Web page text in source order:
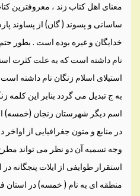
معنای اهل کتاب زند ، معروفترين
ساسانی و پسوند ( گان) از پساوند
خدايگان و غيره بوده است . بطور
نام داشته است که به علت کثرت
استيلای اسلام زنگان نام داشته
به ج تبديل می گردد بنابر اين کلمه
اسم ديگر شهرستان زنجان (خمسه)
در منابع و متون جغرافيايی از
وجه تسميه آن دو نظر می تواند
استقرار طوايفی از ايلات پنجگانه
منطقه ای به نام ( خمسه) در استان